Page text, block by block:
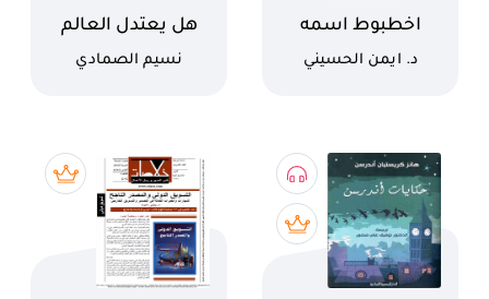
اسم الكتاب
اخطبوط اسمه
السمنةكاتب
د. ايمن الحسيني
اسم الكتاب
هل يعتدل العالم
عندما ننظر إليه
كاتب
نسيم الصمادي